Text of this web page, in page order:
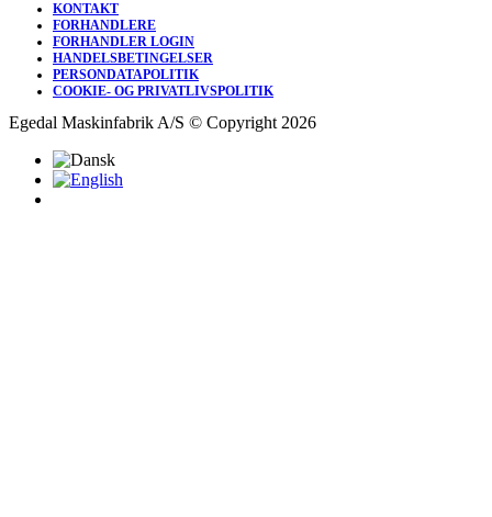
KONTAKT
FORHANDLERE
FORHANDLER LOGIN
HANDELSBETINGELSER
PERSONDATAPOLITIK
COOKIE- OG PRIVATLIVSPOLITIK
Egedal Maskinfabrik A/S © Copyright 2026